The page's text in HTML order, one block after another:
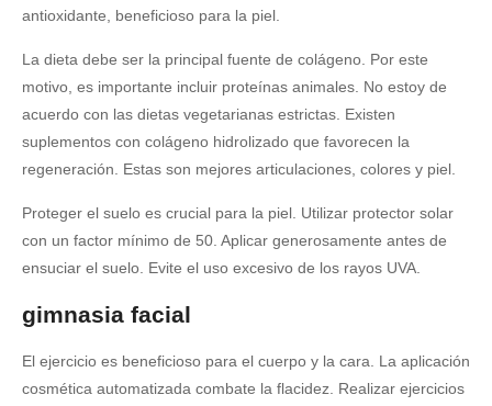
antioxidante, beneficioso para la piel.
La dieta debe ser la principal fuente de colágeno. Por este
motivo, es importante incluir proteínas animales. No estoy de
acuerdo con las dietas vegetarianas estrictas. Existen
suplementos con colágeno hidrolizado que favorecen la
regeneración. Estas son mejores articulaciones, colores y piel.
Proteger el suelo es crucial para la piel. Utilizar protector solar
con un factor mínimo de 50. Aplicar generosamente antes de
ensuciar el suelo. Evite el uso excesivo de los rayos UVA.
gimnasia facial
El ejercicio es beneficioso para el cuerpo y la cara. La aplicación
cosmética automatizada combate la flacidez. Realizar ejercicios